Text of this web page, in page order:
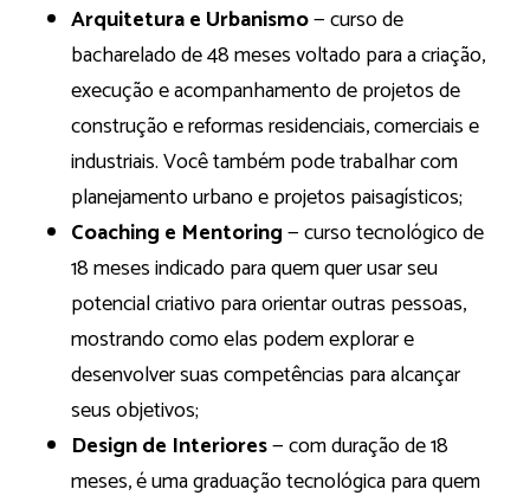
Arquitetura e Urbanismo— curso de
bacharelado de 48 meses voltado para a criação,
execução e acompanhamento de projetos de
construção e reformas residenciais, comerciais e
industriais. Você também pode trabalhar com
planejamento urbano e projetos paisagísticos;
Coaching e Mentoring— curso tecnológico de
18 meses indicado para quem quer usar seu
potencial criativo para orientar outras pessoas,
mostrando como elas podem explorar e
desenvolver suas competências para alcançar
seus objetivos;
Design de Interiores— com duração de 18
meses, é uma graduação tecnológica para quem